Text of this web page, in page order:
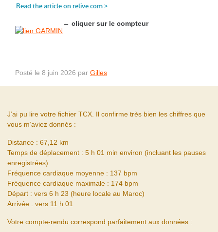
← cliquer sur le compteur
Posté le 8 juin 2026 par Gilles
J’ai pu lire votre fichier TCX. Il confirme très bien les chiffres que
vous m’aviez donnés :
Distance : 67,12 km
Temps de déplacement : 5 h 01 min environ (incluant les pauses
enregistrées)
Fréquence cardiaque moyenne : 137 bpm
Fréquence cardiaque maximale : 174 bpm
Départ : vers 6 h 23 (heure locale au Maroc)
Arrivée : vers 11 h 01
Votre compte-rendu correspond parfaitement aux données :